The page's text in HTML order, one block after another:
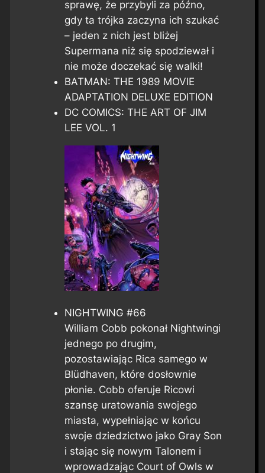
sprawę, że przybyli za późno,
gdy ta trójka zaczyna ich szukać
– jeden z nich jest bliżej
Supermana niż się spodziewał i
nie może doczekać się walki!
BATMAN: THE 1989 MOVIE
ADAPTATION DELUXE EDITION
DC COMICS: THE ART OF JIM
LEE VOL. 1
NIGHTWING #66
William Cobb pokonał Nightwingi
jednego po drugim,
pozostawiając Rica samego w
Blüdhaven, które dosłownie
płonie. Cobb oferuje Ricowi
szansę uratowania swojego
miasta, wypełniając w końcu
swoje dziedzictwo jako Gray Son
i stając się nowym Talonem i
wprowadzając Court of Owls w